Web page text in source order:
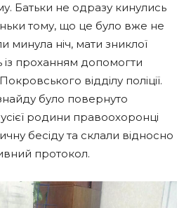
Батьки не одразу кинулись
тому, що це було вже не
ніч, мати зниклої
із проханням допомогти
відділу поліції.
було повернуто
родини правоохоронці
бесіду та склали відносно
протокол.